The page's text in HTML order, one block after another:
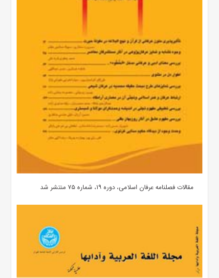
مقالات فصلنامه عرفان اسلامی، دوره ۱۹، شماره ۷۵ منتشر شد